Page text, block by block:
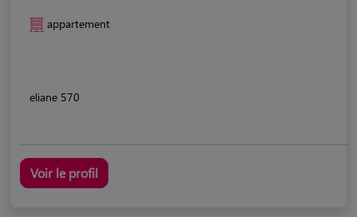
appartement
eliane 570
Voir le profil